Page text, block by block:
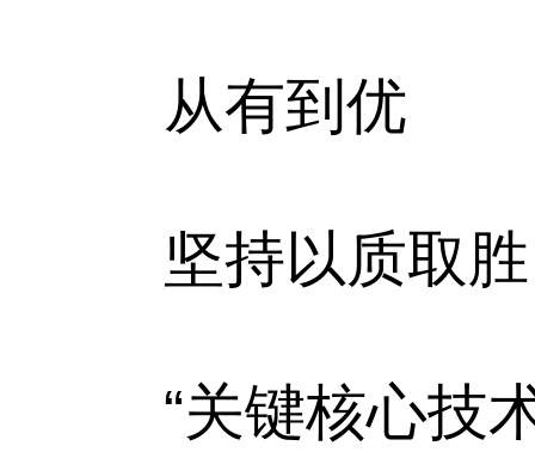
从有到优
坚持以质取胜
“关键核心技术